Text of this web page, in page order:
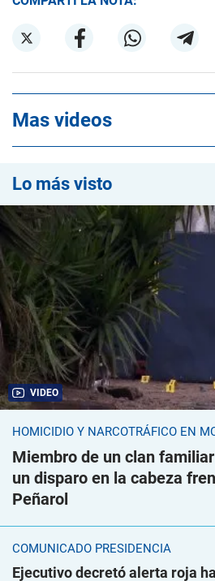
Mas videos
Lo más visto
VIDEO
HOMICIDIO Y NARCOTRÁFICO EN
Miembro de un clan
un disparo en la cabeza
Peñarol
COMUNICADO PRESIDENCIA
Ejecutivo decretó alerta roja